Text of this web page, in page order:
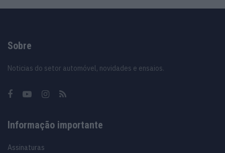
Sobre
Noticias do setor automóvel, novidades e ensaios.
Informação importante
Assinaturas